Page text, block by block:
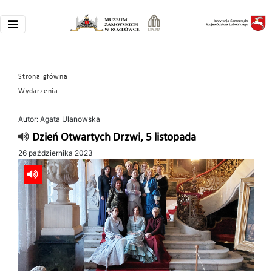
Strona główna
Wydarzenia
Autor: Agata Ulanowska
Dzień Otwartych Drzwi, 5 listopada
26 października 2023